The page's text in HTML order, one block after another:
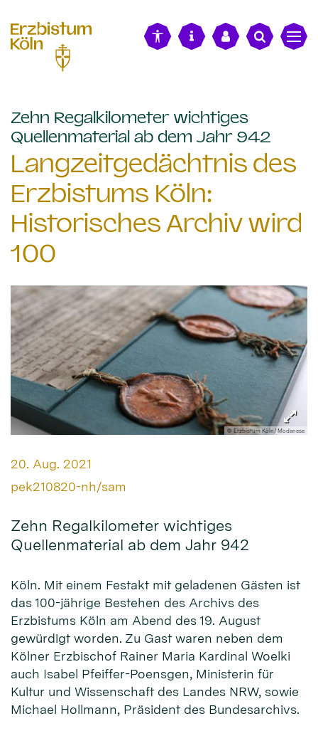
Zehn Regalkilometer wichtiges
Quellenmaterial ab dem Jahr 942
Langzeitgedächtnis des
Erzbistums Köln:
Historisches Archiv wird
100
© Erzbistum Köln/ Modanese
Datum:
20. Aug. 2021
Von:
pek210820-nh/sam
Zehn Regalkilometer wichtiges
Quellenmaterial ab dem Jahr 942
Köln. Mit einem Festakt mit geladenen Gästen ist
das 100-jährige Bestehen des Archivs des
Erzbistums Köln am Abend des 19. August
gewürdigt worden. Zu Gast waren neben dem
Kölner Erzbischof Rainer Maria Kardinal Woelki
auch Isabel Pfeiffer-Poensgen, Ministerin für
Kultur und Wissenschaft des Landes NRW, sowie
Michael Hollmann, Präsident des Bundesarchivs.